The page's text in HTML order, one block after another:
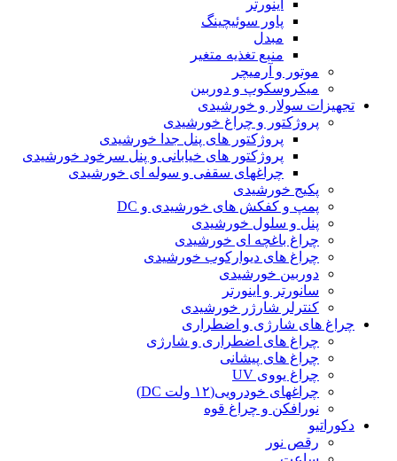
اینورتر
پاور سوئیچینگ
مبدل
منبع تغذیه متغیر
موتور و آرمیچر
میکروسکوپ و دوربین
تجهیزات سولار و خورشیدی
پروژکتور و چراغ خورشیدی
پروژکتور های پنل جدا خورشیدی
پروژکتور های خیابانی و پنل سرخود خورشیدی
چراغهای سقفی و سوله ای خورشیدی
پکیج خورشیدی
پمپ و کفکش های خورشیدی و DC
پنل و سلول خورشیدی
چراغ باغچه ای خورشیدی
چراغ های دیوارکوب خورشیدی
دوربین خورشیدی
سانورتر و اینورتر
کنترلر شارژر خورشیدی
چراغ های شارژی و اضطراری
چراغ های اضطراری و شارژی
چراغ های پیشانی
چراغ یووی UV
چراغهای خودرویی(۱۲ ولت DC)
نورافکن و چراغ قوه
دکوراتیو
رقص نور